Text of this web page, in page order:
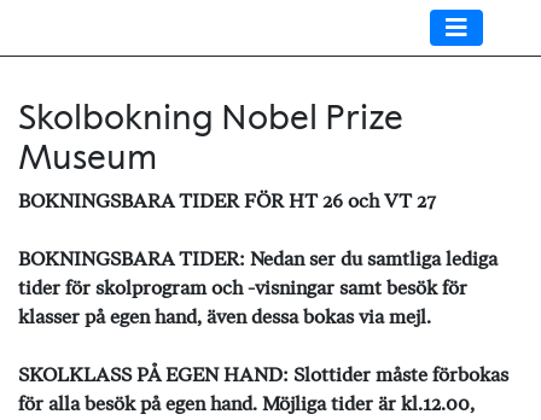
Skolbokning Nobel Prize
Museum
BOKNINGSBARA TIDER FÖR HT 26 och VT 27
BOKNINGSBARA TIDER: Nedan ser du samtliga lediga
tider för skolprogram och -visningar samt besök för
klasser på egen hand, även dessa bokas via mejl.
SKOLKLASS PÅ EGEN HAND: Slottider måste förbokas
för alla besök på egen hand. Möjliga tider är kl.12.00,